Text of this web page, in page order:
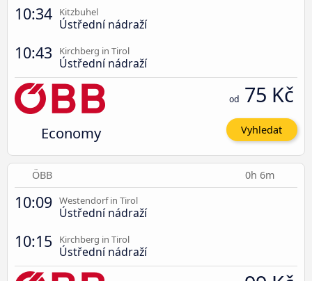
10:34 Kitzbuhel
Ústřední nádraží
10:43 Kirchberg in Tirol
Ústřední nádraží
Economy
od 75 Kč
Vyhledat
ÖBB 0h 6m
10:09 Westendorf in Tirol
Ústřední nádraží
10:15 Kirchberg in Tirol
Ústřední nádraží